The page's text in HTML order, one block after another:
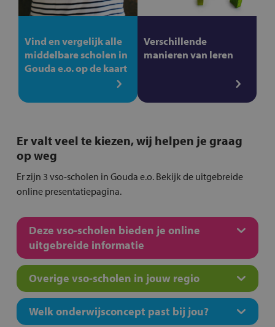
Vind en vergelijk alle
middelbare scholen in
Gouda e.o. op de kaart
Verschillende
manieren van leren
Er valt veel te kiezen, wij helpen je graag
op weg
Er zijn 3 vso-scholen in Gouda e.o. Bekijk de uitgebreide
online presentatiepagina.
Deze vso-scholen bieden je online
uitgebreide informatie
Overige vso-scholen in jouw regio
Welk onderwijsconcept past bij jou?